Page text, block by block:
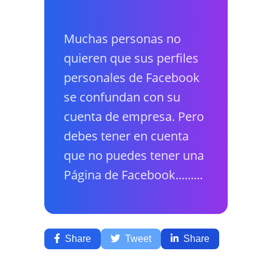
Muchas personas no
quieren que sus perfiles
personales de Facebook
se confundan con su
cuenta de empresa. Pero
debes tener en cuenta
que no puedes tener una
Página de Facebook.........
Share Tweet Share